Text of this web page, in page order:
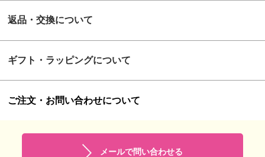
返品・交換について
ギフト・ラッピングについて
ご注文・お問い合わせについて
メールで問い合わせる